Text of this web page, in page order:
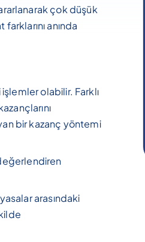
çok düşük
anında
işlemler olabilir. Farklı
bir kazanç yöntemi
arasındaki